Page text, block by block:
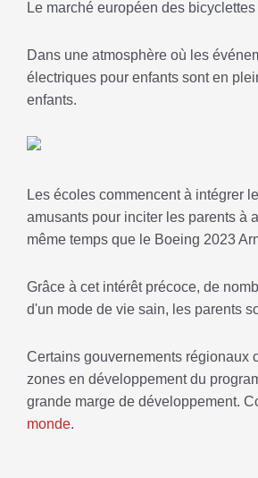
Le marché européen des
Dans une atmosphère où les
électriques pour enfants sont en
enfants.
Les écoles commencent à intégrer
amusants pour inciter les parents à
même temps que le Boeing 2023
Grâce à cet intérêt précoce, de
d'un mode de vie sain, les parents
Certains gouvernements régionaux
zones en développement du
grande marge de développement.
monde.